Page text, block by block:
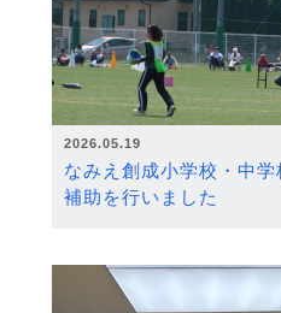
2026.05.19
なみえ創成小学校・中
補助を行いました